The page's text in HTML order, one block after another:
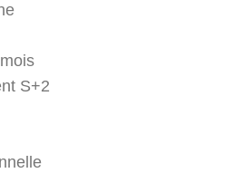
S+2